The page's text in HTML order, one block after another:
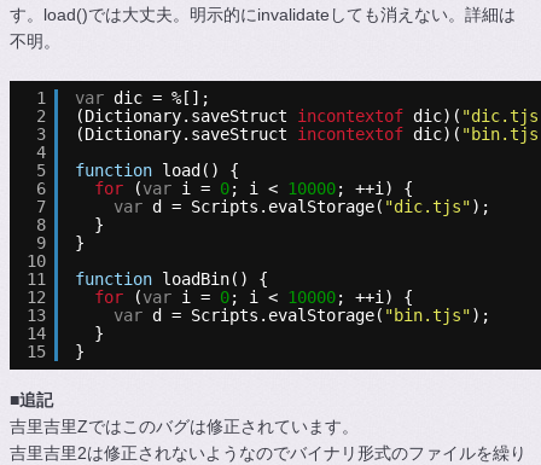
す。load()では大丈夫。明示的にinvalidateしても消えない。詳細は
不明。
1
2
3
4
5
6
7
8
9
10
11
12
13
14
15
var dic = %[];
(Dictionary.saveStruct incontextof dic)(
(Dictionary.saveStruct incontextof dic)(
function load() {
for
(var i = 0; i < 10000; ++i) {
var d = Scripts.evalStorage( "dic.tjs");
}
}
function loadBin() {
for
(var i = 0; i < 10000; ++i) {
var d = Scripts.evalStorage( "bin.tjs");
}
}
■追記
吉里吉里Zではこのバグは修正されています。
吉里吉里2は修正されないようなのでバイナリ形式のファイルを繰り